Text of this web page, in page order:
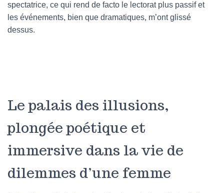
spectatrice, ce qui rend de facto le lectorat plus passif et
les événements, bien que dramatiques, m’ont glissé
dessus.
Le palais des illusions,
plongée poétique et
immersive dans la vie de
dilemmes d’une femme